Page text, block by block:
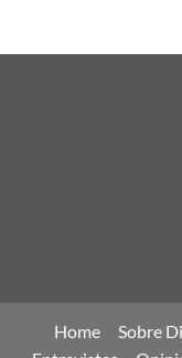
Home Sobre